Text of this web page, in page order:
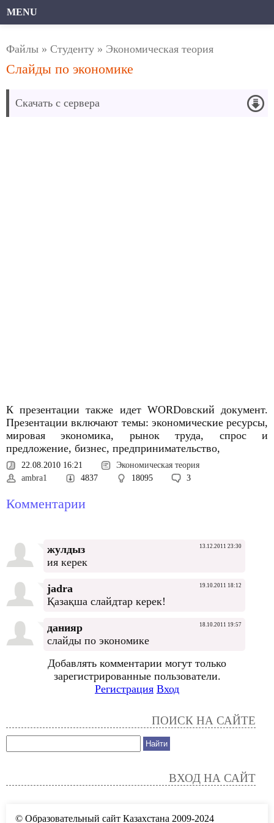
MENU
Файлы » Студенту » Экономическая теория
Слайды по экономике
Скачать с сервера
К презентации также идет WORDовский документ.
Презентации включают темы: экономические ресурсы,
мировая экономика, рынок труда, спрос и
предложение, бизнес, предпринимательство,
22.08.2010 16:21
Экономическая теория
ambra1
4837 18095 3
Комментарии
жулдыз 13.12.2011 23:30
ия керек
jadra 19.10.2011 18:12
Қазақша слайдтар керек!
данияр 18.10.2011 19:57
слайды по экономике
Добавлять комментарии могут только
зарегистрированные пользователи.
Регистрация Вход
ПОИСК НА САЙТЕ
ВХОД НА САЙТ
© Образовательный сайт Казахстана 2009-2024